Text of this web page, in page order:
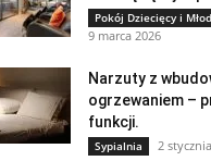
Pokój Dziecięcy i
9 marca 2026
Narzuty z
ogrzewaniem –
funkcji.
Sypialnia 2